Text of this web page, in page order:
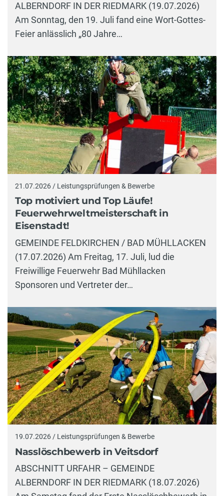
ALBERNDORF IN DER RIEDMARK (19.07.2026)
Am Sonntag, den 19. Juli fand eine Wort-Gottes-
Feier anlässlich „80 Jahre…
21.07.2026 / Leistungsprüfungen & Bewerbe
Top motiviert und Top Läufe!
Feuerwehrweltmeisterschaft in
Eisenstadt!
GEMEINDE FELDKIRCHEN / BAD MÜHLLACKEN
(17.07.2026) Am Freitag, 17. Juli, lud die
Freiwillige Feuerwehr Bad Mühllacken
Sponsoren und Vertreter der…
19.07.2026 / Leistungsprüfungen & Bewerbe
Nasslöschbewerb in Veitsdorf
ABSCHNITT URFAHR – GEMEINDE
ALBERNDORF IN DER RIEDMARK (18.07.2026)